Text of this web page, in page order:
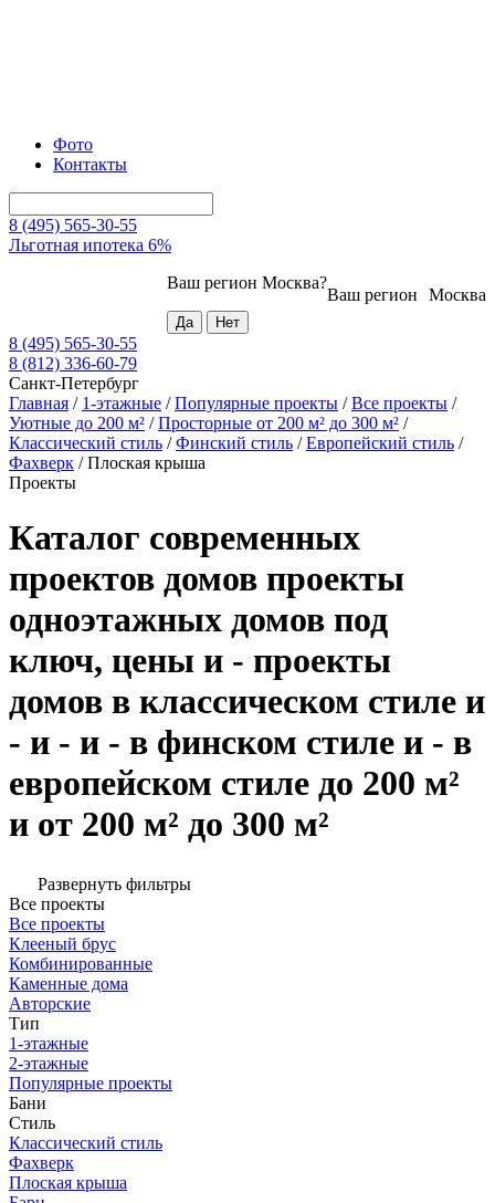
Фото
Контакты
8 (495) 565-30-55
Льготная ипотека 6%
Москва
Ваш регион
Ваш регион Москва?
8 (495) 565-30-55
8 (812) 336-60-79
Санкт-Петербург
Главная / 1-этажные /Популярные проекты /Все проекты /
Уютные до 200 м² /Просторные от 200 м² до 300 м² /
Классический стиль /Финский стиль /Европейский стиль /
Фахверк /Плоская крыша
Проекты
Каталог современных
проектов домов проекты
одноэтажных домов под
ключ, цены и - проекты
домов в классическом стиле и
- и - и - в финском стиле и - в
европейском стиле до 200 м²
и от 200 м² до 300 м²
Развернуть фильтры
Все проекты
Все проекты
Клееный брус
Комбинированные
Каменные дома
Авторские
Тип
1-этажные
2-этажные
Популярные проекты
Бани
Стиль
Классический стиль
Фахверк
Плоская крыша